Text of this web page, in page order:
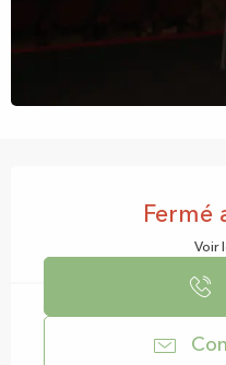
Fermé
Voir